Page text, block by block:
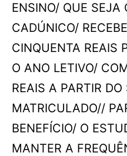
ENSINO/ QUE SEJA
CADÚNICO/
CINQUENTA REAIS
O ANO LETIVO/
REAIS A PARTIR
MATRICULADO//
BENEFÍCIO/ O
MANTER A